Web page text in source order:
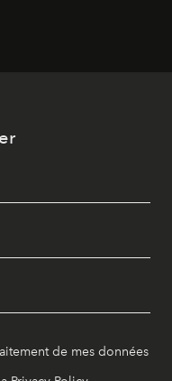
Diamantine en
pour l’inscrire dans
de mes données